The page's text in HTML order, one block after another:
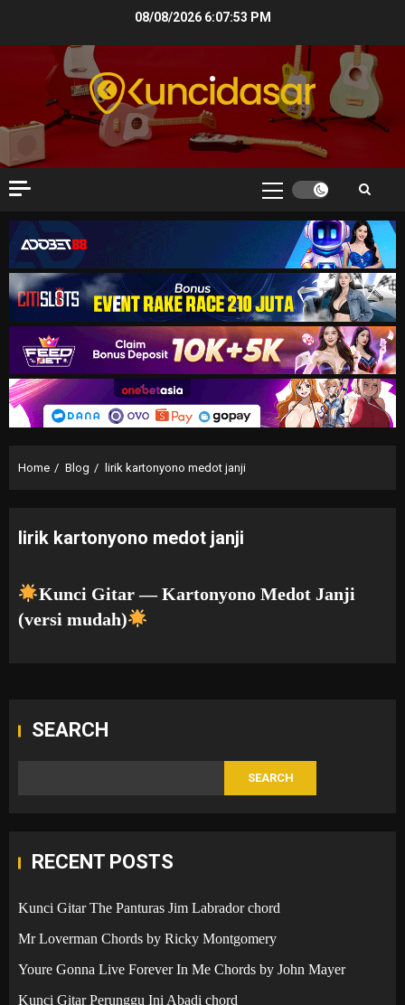
08/08/2026 6:07:54 PM
Primary
Home Blog lirik kartonyono medot janji
lirik kartonyono medot janji
Kunci Gitar — Kartonyono Medot Janji
(versi mudah)
SEARCH
SEARCH
RECENT POSTS
Kunci Gitar The Panturas Jim Labrador chord
Mr Loverman Chords by Ricky Montgomery
Youre Gonna Live Forever In Me Chords by John Mayer
Kunci Gitar Perunggu Ini Abadi chord